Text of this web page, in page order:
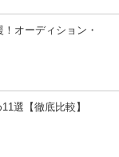
オーディション・
選【徹底比較】